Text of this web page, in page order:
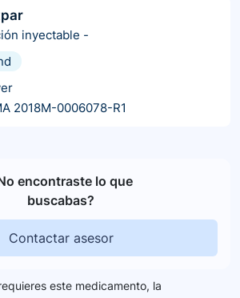
inyectable -
2018M-0006078-R1
encontraste lo que
buscabas?
Contactar asesor
este medicamento, la